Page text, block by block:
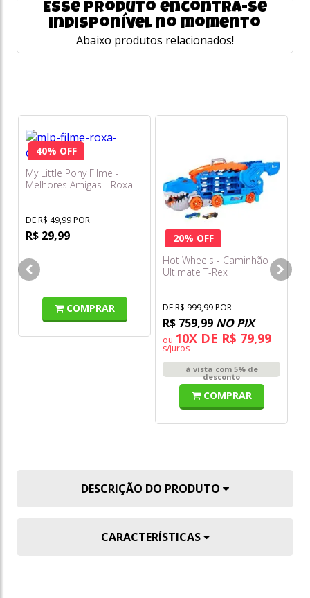
Esse produto encontra-se
indisponível no momento
Abaixo produtos relacionados!
40% OFF
My Little Pony Filme -
Melhores Amigas - Roxa
DE R$ 49,99 POR
R$ 29,99
COMPRAR
20% OFF
Hot Wheels - Caminhão
Ultimate T-Rex
DE R$ 999,99 POR
R$ 759,99 NO PIX
ou 10X DE R$ 79,99
s/juros
à vista com 5% de
desconto
COMPRAR
DESCRIÇÃO DO PRODUTO
CARACTERÍSTICAS